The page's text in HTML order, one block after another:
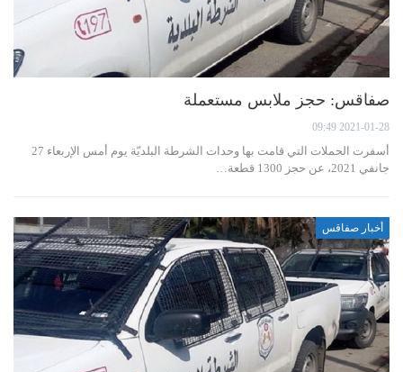
صفاقس: حجز ملابس مستعملة
2021-01-28 09:49
أسفرت الحملات التي قامت بها وحدات الشرطة البلديّة يوم أمس الإربعاء 27
جانفي 2021، عن حجز 1300 قطعة…
أخبار صفاقس